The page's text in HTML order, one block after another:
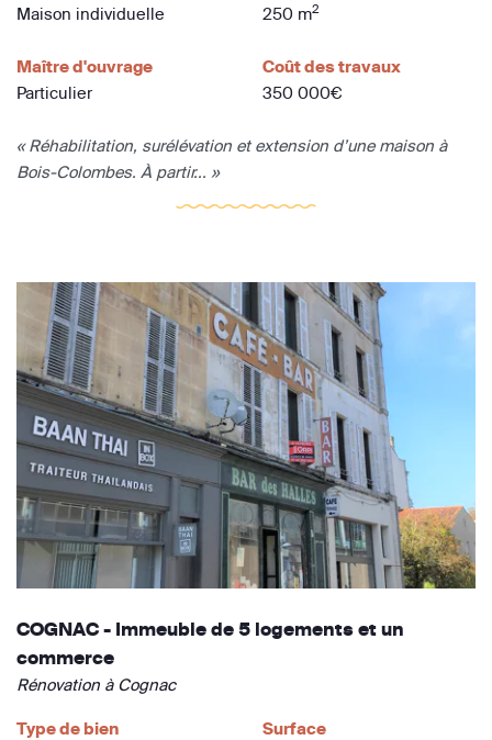
Maison individuelle
250 m2
Maître d'ouvrage
Particulier
Coût des travaux
350 000€
« Réhabilitation, surélévation et extension d’une maison à
Bois-Colombes. À partir... »
COGNAC - Immeuble de 5 logements et un
commerce
Rénovation à Cognac
Type de bien
Surface